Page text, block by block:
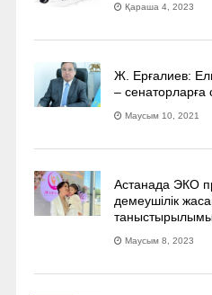
Қараша 4, 2023
Ж. Ерғалиев:
– сенаторларға
Маусым 10, 2021
Астанада ЭКО
демеушілік
таныстырылымы
Маусым 8, 2023